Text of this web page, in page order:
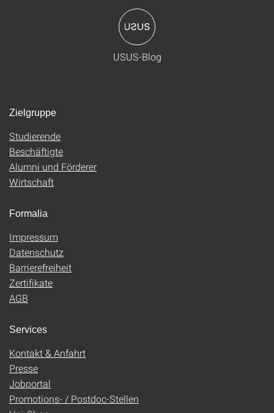
USUS-Blog
Zielgruppe
Studierende
Beschäftigte
Alumni und Förderer
Wirtschaft
Formalia
Impressum
Datenschutz
Barrierefreiheit
Zertifikate
AGB
Services
Kontakt & Anfahrt
Presse
Jobportal
Promotions- / Postdoc-Stellen